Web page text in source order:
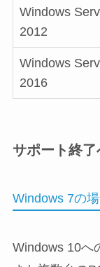
Windows
2012
Windows
2016
サポート終
Windows 7の
Windows 10へ